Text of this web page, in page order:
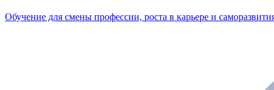
Обучение для смены профессии, роста в карьере и